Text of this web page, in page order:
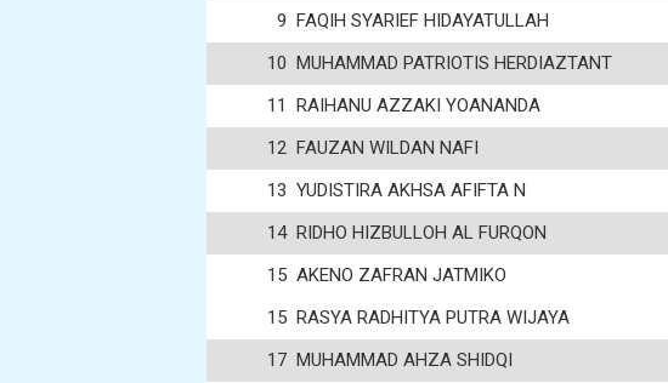
9 FAQIH SYARIEF HIDAYATULLAH
10 MUHAMMAD PATRIOTIS HERDIAZTANT
11
RAIHANU AZZAKI YOANANDA
12 FAUZAN WILDAN NAFI
13 YUDISTIRA AKHSA AFIFTA N
14 RIDHO HIZBULLOH AL FURQON
15 AKENO ZAFRAN JATMIKO
15 RASYA RADHITYA PUTRA WIJAYA
17 MUHAMMAD AHZA SHIDQI